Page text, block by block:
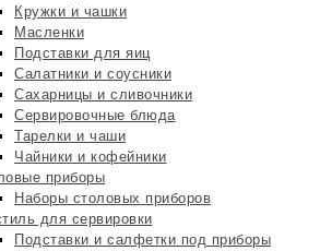
Кружки и чашки
Масленки
Подставки для яиц
Салатники и соусники
Сахарницы и сливочники
Сервировочные блюда
Тарелки и чаши
Чайники и кофейники
приборы
Наборы столовых приборов
для сервировки
Подставки и салфетки под приборы